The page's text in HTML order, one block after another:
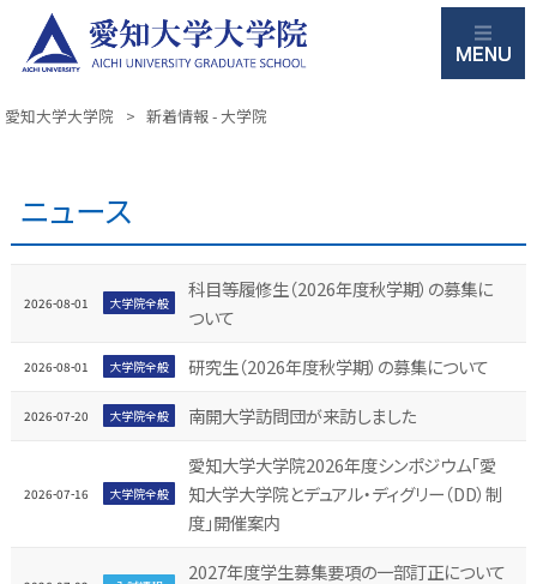
愛知大学大学院 > 新着情報 - 大学院
ニュース
2026-08-01 大学院全般
科目等履修生（2026年度秋学期）の募集に
ついて
2026-08-01 大学院全般 研究生（2026年度秋学期）の募集について
2026-07-20 大学院全般 南開大学訪問団が来訪しました
2026-07-16 大学院全般
愛知大学大学院2026年度シンポジウム「愛
知大学大学院とデュアル・ディグリー（DD）制
度」開催案内
2027年度学生募集要項の一部訂正について